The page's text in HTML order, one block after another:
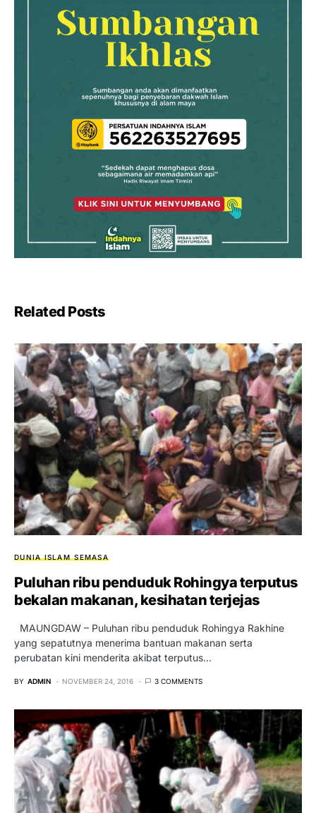
Related Posts
DUNIA ISLAM SEMASA
Puluhan ribu penduduk Rohingya terputus
bekalan makanan, kesihatan terjejas
MAUNGDAW – Puluhan ribu penduduk Rohingya Rakhine
yang sepatutnya menerima bantuan makanan ser­ta
perubatan kini menderita akibat terputus…
BY ADMIN NOVEMBER 24, 2016 3 COMMENTS